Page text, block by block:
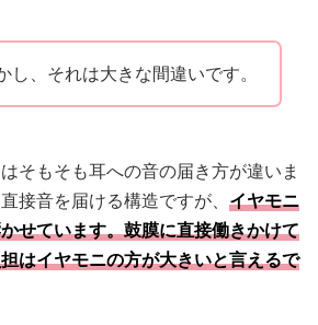
し、それは大きな間違いです。
そもそも耳への音の届き方が違いま
接音を届ける構造ですが、 イヤモニ
せています。鼓膜に直接働きかけて
はイヤモニの方が大きいと言えるで